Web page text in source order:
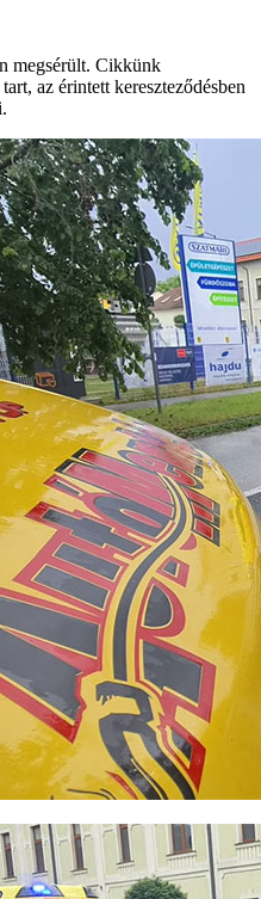
megsérült. Cikkünk
az érintett kereszteződésben